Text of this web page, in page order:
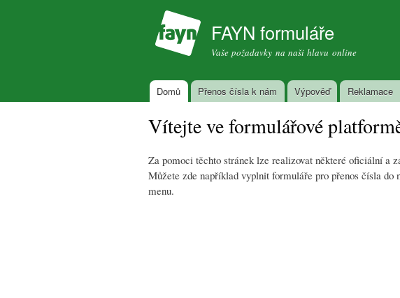
FAYN formuláře
Vaše požadavky na naši hlavu online
Domů Přenos čísla k nám Výpověď Reklamace
Vítejte ve formulářové
Za pomoci těchto stránek lze realizovat některé oficiální a
Můžete zde například vyplnit formuláře pro přenos čísla
menu.